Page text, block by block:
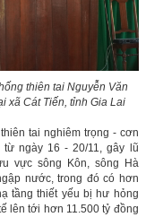
thiên tai Nguyễn Văn
xã Cát Tiến, tỉnh Gia Lai
tai nghiêm trọng - cơn
ngày 16 - 20/11, gây lũ
vực sông Kôn, sông Hà
nước, trong đó có hơn
tầng thiết yếu bị hư hỏng
lên tới hơn 11.500 tỷ đồng